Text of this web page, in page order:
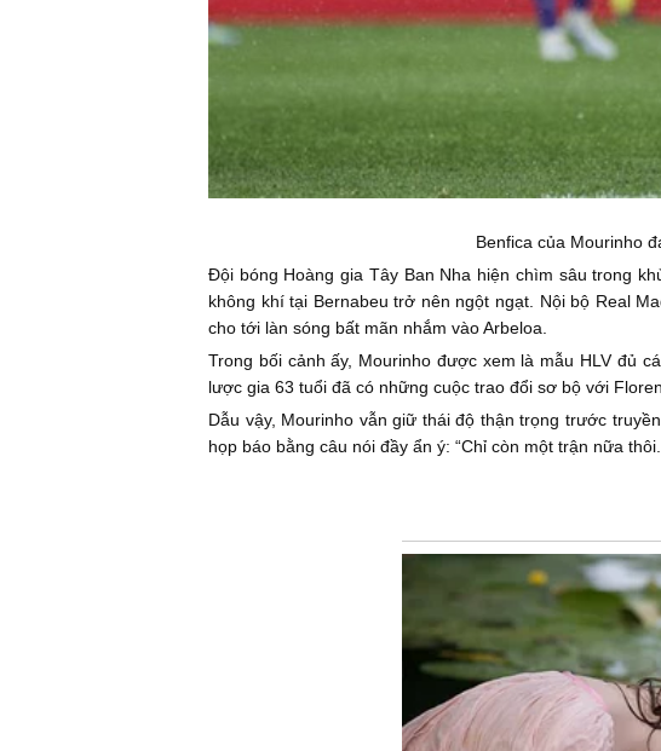
Benfica của Mourinho
Đội bóng Hoàng gia Tây Ban Nha hiện chìm sâu trong
không khí tại Bernabeu trở nên ngột ngạt. Nội bộ Real
cho tới làn sóng bất mãn nhắm vào Arbeloa.
Trong bối cảnh ấy, Mourinho được xem là mẫu HLV đủ
lược gia 63 tuổi đã có những cuộc trao đổi sơ bộ với
Dẫu vậy, Mourinho vẫn giữ thái độ thận trọng trước
họp báo bằng câu nói đầy ẩn ý: “Chỉ còn một trận nữa